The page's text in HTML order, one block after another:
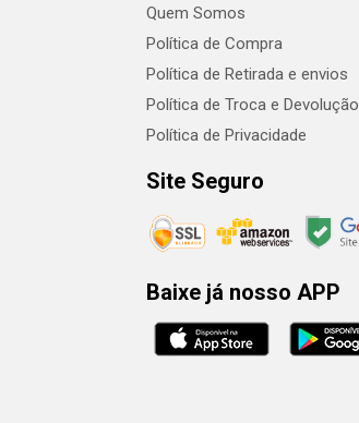
Quem Somos
Política de Compra
Política de Retirada e envios
Política de Troca e Devolução
Política de Privacidade
Site Seguro
Baixe já nosso APP